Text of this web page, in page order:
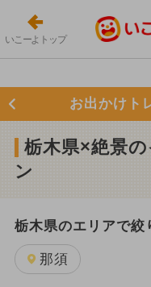
いこーよトップ
お出かけト
栃木県×絶景
ン
栃木県のエリアで絞
那須